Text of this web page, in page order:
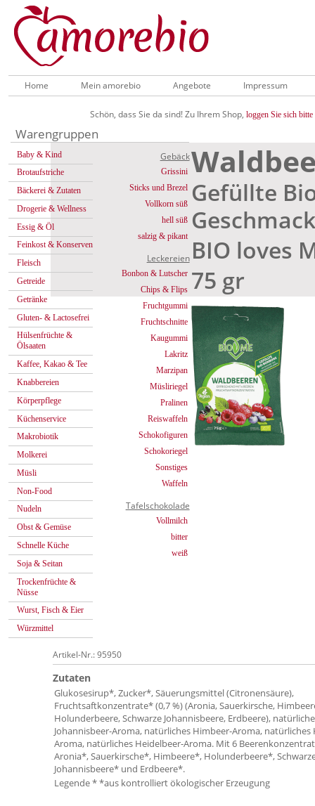
Home Mein amorebio Angebote Impressum
Schön, dass Sie da sind! Zu Ihrem Shop, loggen Sie sich bitte
Warengruppen
Baby & Kind
Brotaufstriche
Bäckerei & Zutaten
Drogerie & Wellness
Essig & Öl
Feinkost & Konserven
Fleisch
Getreide
Getränke
Gluten- & Lactosefrei
Hülsenfrüchte &
Ölsaaten
Kaffee, Kakao & Tee
Knabbereien
Körperpflege
Küchenservice
Makrobiotik
Molkerei
Müsli
Non-Food
Nudeln
Obst & Gemüse
Schnelle Küche
Soja & Seitan
Trockenfrüchte &
Nüsse
Wurst, Fisch & Eier
Würzmittel
Gebäck
Grissini
Sticks und Brezel
Vollkorn süß
hell süß
salzig & pikant
Leckereien
Bonbon & Lutscher
Chips & Flips
Fruchtgummi
Fruchtschnitte
Kaugummi
Lakritz
Marzipan
Müsliriegel
Pralinen
Reiswaffeln
Schokofiguren
Schokoriegel
Sonstiges
Waffeln
Tafelschokolade
Vollmilch
bitter
weiß
Gefüllte
Geschmack
BIO loves
75 gr
Artikel-Nr.: 95950
Zutaten
Glukosesirup*, Zucker*, Säuerungsmittel (Citronensäure),
Fruchtsaftkonzentrate* (0,7 %) (Aronia, Sauerkirsche,
Holunderbeere, Schwarze Johannisbeere, Erdbeere),
Johannisbeer-Aroma, natürliches Himbeer-Aroma, natürliches
Aroma, natürliches Heidelbeer-Aroma. Mit 6
Aronia*, Sauerkirsche*, Himbeere*, Holunderbeere*,
Johannisbeere* und Erdbeere*.
Legende * *aus kontrolliert ökologischer Erzeugung